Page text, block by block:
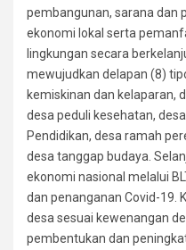
pembangunan, sarana dan
ekonomi lokal serta
lingkungan secara
mewujudkan delapan (8)
kemiskinan dan kelaparan,
desa peduli kesehatan,
Pendidikan, desa ramah
desa tanggap budaya.
ekonomi nasional melalui
dan penanganan Covid-19.
desa sesuai kewenangan
pembentukan dan